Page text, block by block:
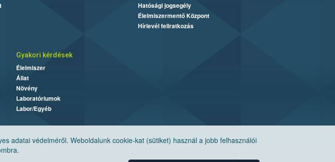
adatai védelméről. Weboldalunk cookie-kat (sütiket) használ a jobb felhasználói
Hatósági jogsegély
Élelmiszermentő Központ
Hírlevél feliratkozás
Gyakori kérdések
Élelmiszer
Állat
Növény
Laboratóriumok
Labor/Egyéb